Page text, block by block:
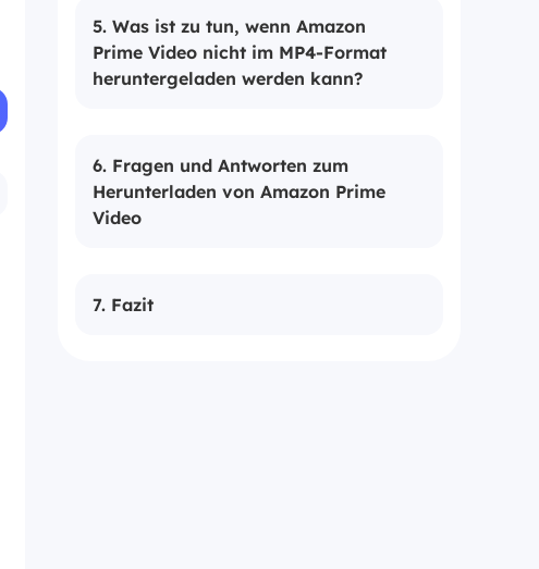
5. Was ist zu tun, wenn Amazon
Prime Video nicht im MP4-Format
heruntergeladen werden kann?
6. Fragen und Antworten zum
Herunterladen von Amazon Prime
Video
7. Fazit